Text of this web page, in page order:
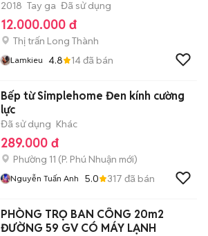
2018 Tay ga Đã sử dụng
12.000.000 đ
Thị trấn Long Thành
Lamkieu 4.8 14đã bán
Bếp từ Simplehome Đen kính cường
lực
Đã sử dụng Khác
289.000 đ
Phường 11 (P. Phú Nhuận mới)
Nguyễn Tuấn Anh 5.0 317 đã bán
PHÒNG TRỌ BAN CÔNG 20m2
ĐƯỜNG 59 GV CÓ MÁY LẠNH